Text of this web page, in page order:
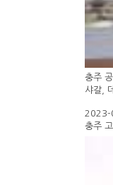
충주
샤갈,
2023-
충주